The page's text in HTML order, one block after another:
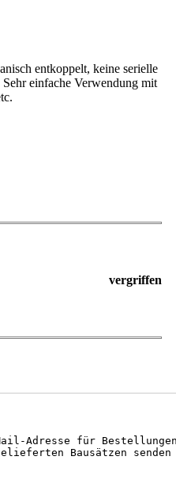
entkoppelt, keine serielle
einfache Verwendung mit
vergriffen
Adresse für
Bausätzen